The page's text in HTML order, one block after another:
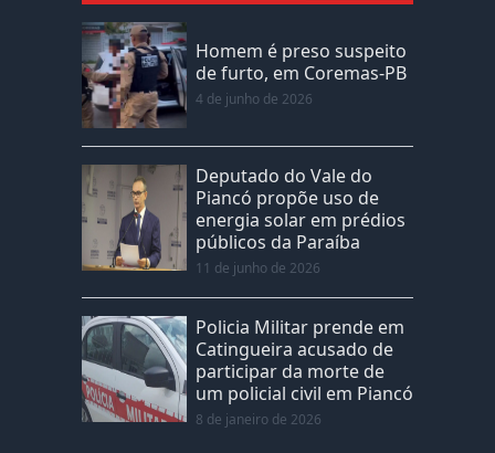
Homem é preso suspeito
de furto, em Coremas-PB
4 de junho de 2026
Deputado do Vale do
Piancó propõe uso de
energia solar em prédios
públicos da Paraíba
11 de junho de 2026
Policia Militar prende em
Catingueira acusado de
participar da morte de
um policial civil em Piancó
8 de janeiro de 2026